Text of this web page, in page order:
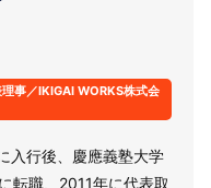
事／IKIGAI WORKS株式会
入行後、慶應義塾大学
転職、2011年に代表取